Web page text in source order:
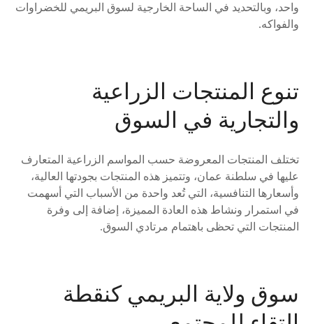
واحد، وبالتحديد في الساحة الخارجية لسوق البريمي للخضراوات
والفواكه.
تنوع المنتجات الزراعية
والتجارية في السوق
تختلف المنتجات المعروضة حسب المواسم الزراعية المتعارف
عليها في سلطنة عمان، وتتميز هذه المنتجات بجودتها العالية،
وأسعارها التنافسية، التي تُعد واحدة من الأسباب التي أسهمت
في استمرار ونشاط هذه العادة المميزة، إضافة إلى وفرة
المنتجات التي تحظى باهتمام مرتادي السوق.
سوق ولاية البريمي كنقطة